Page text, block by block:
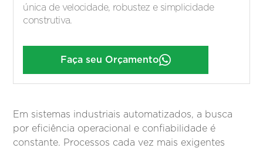
única de velocidade, robustez e simplicidade
construtiva.
Faça seu Orçamento
Em sistemas industriais automatizados, a busca
por eficiência operacional e confiabilidade é
constante. Processos cada vez mais exigentes